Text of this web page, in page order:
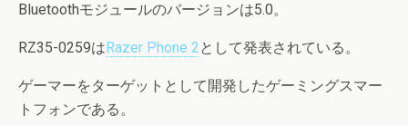
Bluetoothモジュールのバージョンは5.0。
RZ35-0259はRazer Phone 2として発表されている。
ゲーマーをターゲットとして開発したゲーミングスマー
トフォンである。